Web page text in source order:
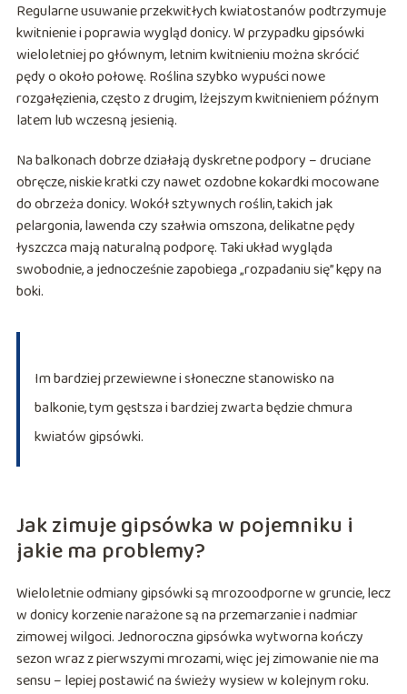
Regularne usuwanie przekwitłych kwiatostanów podtrzymuje
kwitnienie i poprawia wygląd donicy. W przypadku gipsówki
wieloletniej po głównym, letnim kwitnieniu można skrócić
pędy o około połowę. Roślina szybko wypuści nowe
rozgałęzienia, często z drugim, lżejszym kwitnieniem późnym
latem lub wczesną jesienią.
Na balkonach dobrze działają dyskretne podpory – druciane
obręcze, niskie kratki czy nawet ozdobne kokardki mocowane
do obrzeża donicy. Wokół sztywnych roślin, takich jak
pelargonia, lawenda czy szałwia omszona, delikatne pędy
łyszczca mają naturalną podporę. Taki układ wygląda
swobodnie, a jednocześnie zapobiega „rozpadaniu się” kępy na
boki.
Im bardziej przewiewne i słoneczne stanowisko na
balkonie, tym gęstsza i bardziej zwarta będzie chmura
kwiatów gipsówki.
Jak zimuje gipsówka w pojemniku i
jakie ma problemy?
Wieloletnie odmiany gipsówki są mrozoodporne w gruncie, lecz
w donicy korzenie narażone są na przemarzanie i nadmiar
zimowej wilgoci. Jednoroczna gipsówka wytworna kończy
sezon wraz z pierwszymi mrozami, więc jej zimowanie nie ma
sensu – lepiej postawić na świeży wysiew w kolejnym roku.